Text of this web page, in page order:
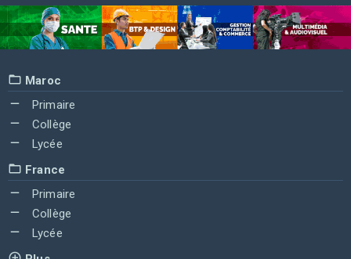
Maroc
Primaire
Collège
Lycée
France
Primaire
Collège
Lycée